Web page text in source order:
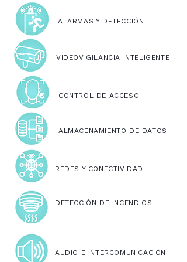
ALARMAS Y DETECCIÓN
VIDEOVIGILANCIA INTELIGENTE
CONTROL DE ACCESO
ALMACENAMIENTO DE DATOS
REDES Y CONECTIVIDAD
DETECCIÓN DE INCENDIOS
AUDIO E INTERCOMUNICACIÓN